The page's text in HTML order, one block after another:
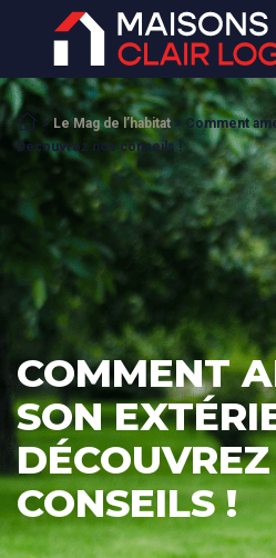
Accueil
> Le Mag de l’habitat > Comment
Découvrez nos conseils !
COMMENT
SON
CONSEILS !